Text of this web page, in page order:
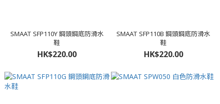
SMAAT SFP110Y 鋼頭鋼底防滑水
鞋
HK$220.00
SMAAT SFP110B 鋼頭鋼底防滑水
鞋
HK$220.00